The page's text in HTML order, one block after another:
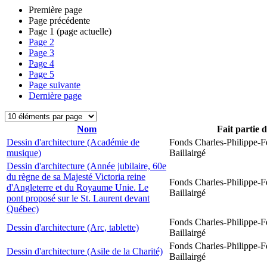
Première page
Page précédente
Page 1 (page actuelle)
Page 2
Page 3
Page 4
Page 5
Page suivante
Dernière page
Nom
Fait partie
Dessin d'architecture (Académie de
musique)
Fonds Charles-Philippe-
Baillairgé
Dessin d'architecture (Année jubilaire, 60e
du règne de sa Majesté Victoria reine
d'Angleterre et du Royaume Unie. Le
pont proposé sur le St. Laurent devant
Québec)
Fonds Charles-Philippe-
Baillairgé
Dessin d'architecture (Arc, tablette)
Fonds Charles-Philippe-
Baillairgé
Dessin d'architecture (Asile de la Charité)
Fonds Charles-Philippe-
Baillairgé